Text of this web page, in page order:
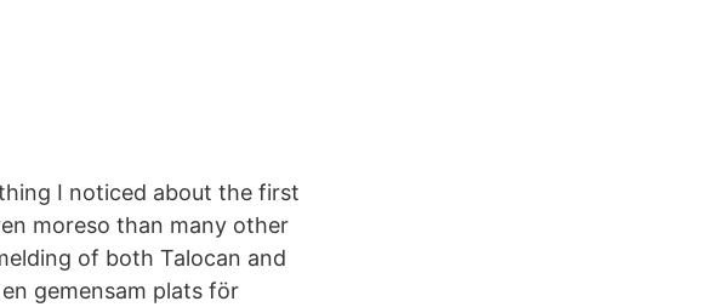
I noticed about the first
moreso than many other
of both Talocan and
gemensam plats för